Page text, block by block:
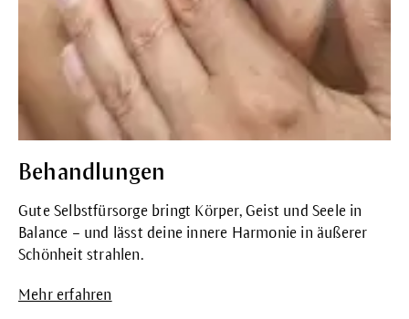
Behandlungen
Gute Selbstfürsorge bringt Körper, Geist und Seele in
Balance – und lässt deine innere Harmonie in äußerer
Schönheit strahlen.
Mehr erfahren